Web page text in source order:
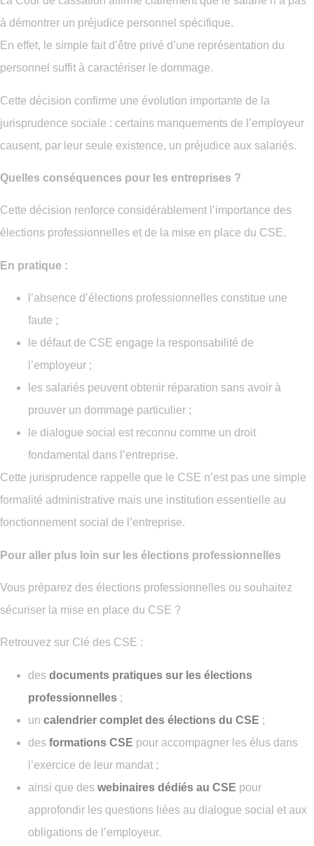
à démontrer un préjudice personnel spécifique.
En effet, le simple fait d’être privé d’une représentation du
personnel suffit à caractériser le dommage.
Cette décision confirme une évolution importante de la
jurisprudence sociale : certains manquements de l’employeur
causent, par leur seule existence, un préjudice aux salariés.
Quelles conséquences pour les entreprises ?
Cette décision renforce considérablement l’importance des
élections professionnelles et de la mise en place du CSE.
En pratique :
l’absence d’élections professionnelles constitue une
faute ;
le défaut de CSE engage la responsabilité de
l’employeur ;
les salariés peuvent obtenir réparation sans avoir à
prouver un dommage particulier ;
le dialogue social est reconnu comme un droit
fondamental dans l’entreprise.
Cette jurisprudence rappelle que le CSE n’est pas une simple
formalité administrative mais une institution essentielle au
fonctionnement social de l’entreprise.
Pour aller plus loin sur les élections professionnelles
Vous préparez des élections professionnelles ou souhaitez
sécuriser la mise en place du CSE ?
Retrouvez sur Clé des CSE :
des documents pratiques sur les élections
professionnelles ;
un calendrier complet des élections du CSE ;
des formations CSE pour accompagner les élus dans
l’exercice de leur mandat ;
ainsi que des webinaires dédiés au CSE pour
approfondir les questions liées au dialogue social et aux
obligations de l’employeur.